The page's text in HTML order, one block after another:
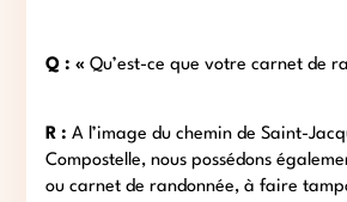
Q : «Qu’est-ce que votre carnet de
R :A l’image du chemin de Saint-
Compostelle, nous possédons
ou carnet de randonnée, à faire